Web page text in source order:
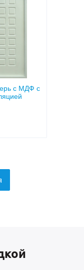
Увеличить
Входная дверь с
бугельной ручкой